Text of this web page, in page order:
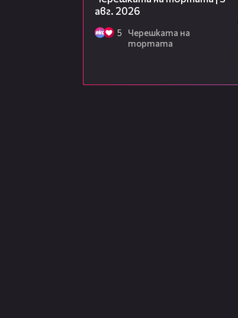
авг. 2026
5
Черешката на
тортата